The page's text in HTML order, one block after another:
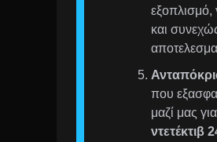
εξοπλισμό,
και
που
μαζί μας
ντετέκτιβ